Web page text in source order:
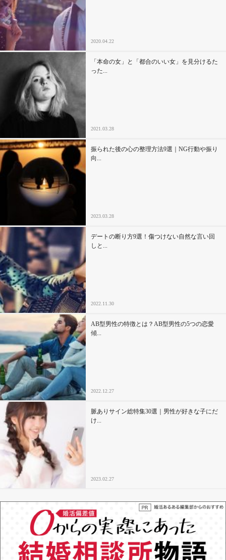
2020.04.22
「本命の女」と「都合のいい女」を見分けるた
った...
2021.03.28
振られた後の心の整理方法9選｜NG行動や振り
向...
2023.03.28
デートの断り方9選！傷つけない自然な言い回
しと...
2022.11.30
AB型男性の特徴とは？AB型男性の5つの恋愛
傾...
2022.12.27
脈ありサイン総特集30選｜男性が好きな子にだ
け...
2023.02.27